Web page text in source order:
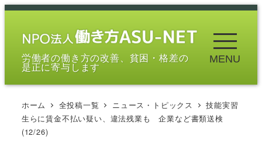
メ
労働者の働き方の改善、貧困・格差の
是正に寄与します
MENU
ホーム 全投稿一覧 ニュース・トピックス
技能実習
生らに賃金不払い疑い、違法残業も 企業など書類送検
(12/26)